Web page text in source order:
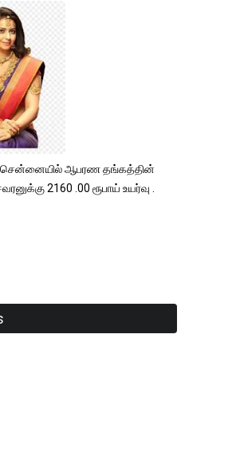
ஆபரண தங்கத்தின்
2160 .00 ரூபாய் உயர்வு .